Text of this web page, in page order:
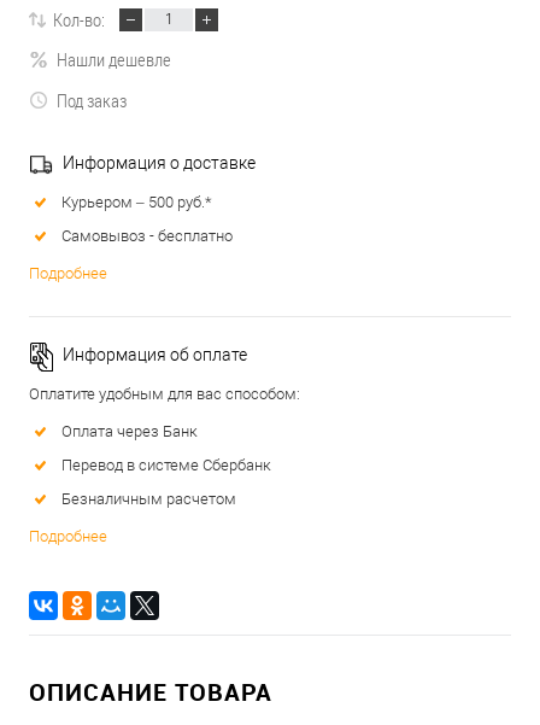
Кол-во:
Нашли дешевле
Под заказ
Информация о доставке
Курьером – 500 руб.*
Самовывоз - бесплатно
Подробнее
Информация об оплате
Оплатите удобным для вас способом:
Оплата через Банк
Перевод в системе Сбербанк
Безналичным расчетом
Подробнее
ОПИСАНИЕ ТОВАРА